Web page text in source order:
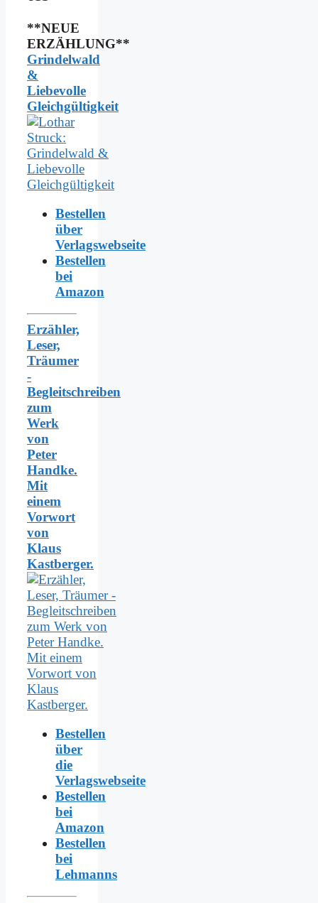
**NEUE
ERZÄHLUNG**
Grindelwald
&
Liebevolle
Gleichgültigkeit
Bestellen
über
Verlagswebseite
Bestellen
bei
Amazon
Erzähler,
Leser,
Träumer
-
Begleitschreiben
zum
Werk
von
Peter
Handke.
Mit
einem
Vorwort
von
Klaus
Kastberger.
Bestellen
über
die
Verlagswebseite
Bestellen
bei
Amazon
Bestellen
bei
Lehmanns